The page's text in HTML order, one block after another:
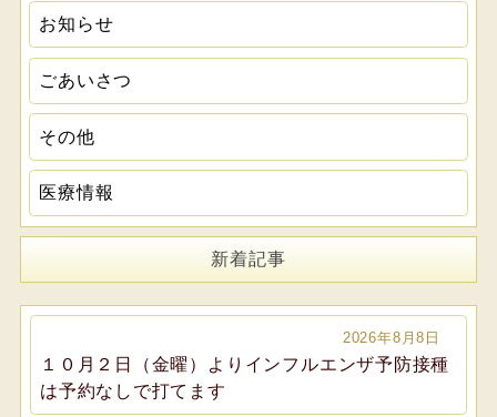
お知らせ
ごあいさつ
その他
医療情報
新着記事
2026年8月8日
１０月２日（金曜）よりインフルエンザ予防接種
は予約なしで打てます